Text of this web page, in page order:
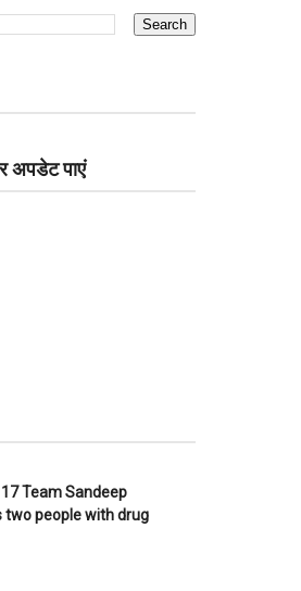
अपडेट पाएं
Team Sandeep
two people with drug